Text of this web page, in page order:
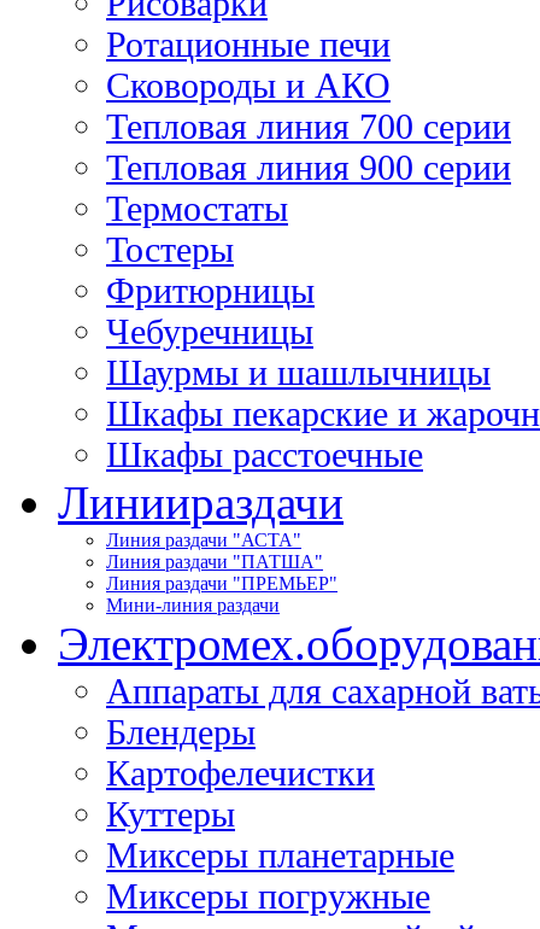
Ротационные печи
Сковороды и АКО
Тепловая линия 700 серии
Тепловая линия 900 серии
Термостаты
Тостеры
Фритюрницы
Чебуречницы
Шаурмы и шашлычницы
Шкафы пекарские и
Шкафы расстоечные
Линиираздачи
Линия раздачи "АСТА"
Линия раздачи "ПАТША"
Линия раздачи "ПРЕМЬЕР"
Мини-линия раздачи
Электромех.
Аппараты для сахарной
Блендеры
Картофелечистки
Куттеры
Миксеры планетарные
Миксеры погружные